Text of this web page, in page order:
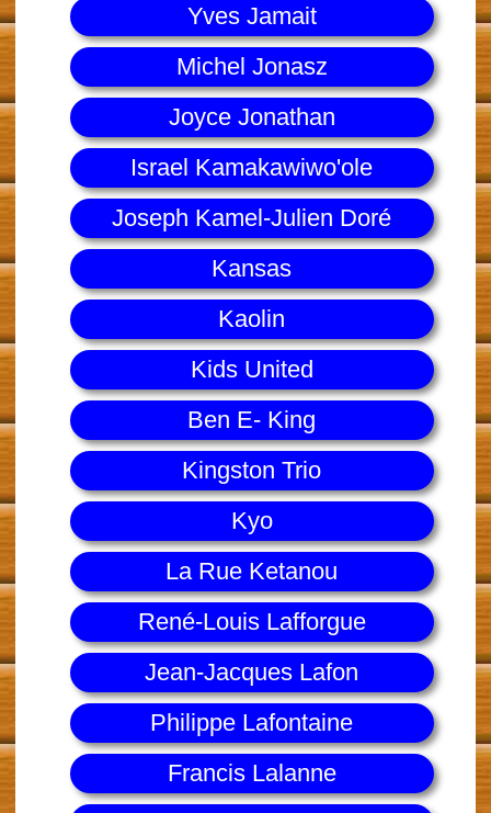
Yves Jamait
Michel Jonasz
Joyce Jonathan
Israel Kamakawiwo'ole
Joseph Kamel-Julien Doré
Kansas
Kaolin
Kids United
Ben E- King
Kingston Trio
Kyo
La Rue Ketanou
René-Louis Lafforgue
Jean-Jacques Lafon
Philippe Lafontaine
Francis Lalanne